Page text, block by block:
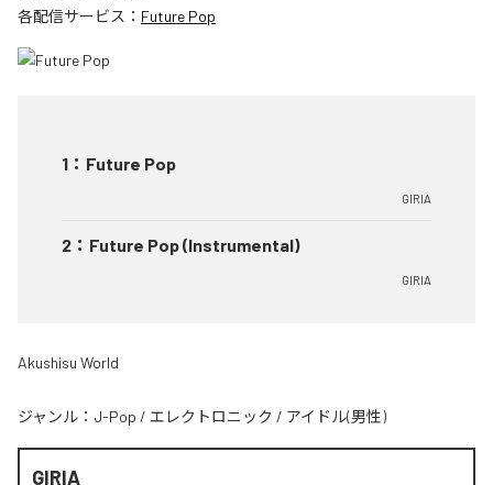
各配信サービス： Future Pop
1 ： Future Pop
GIRIA
2 ： Future Pop (Instrumental)
GIRIA
Akushisu World
ジャンル： J-Pop / エレクトロニック / アイドル(男性)
GIRIA